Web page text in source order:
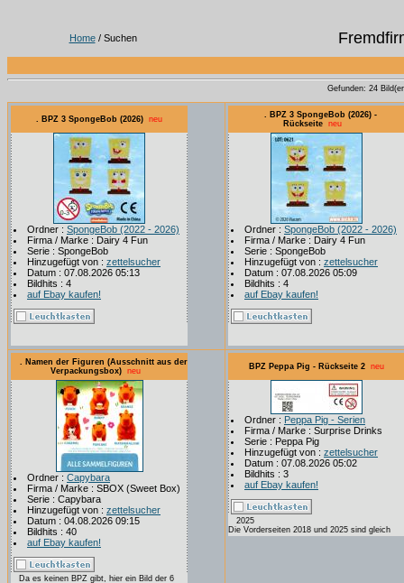
Home/ Suchen
Gefunden: 24
. BPZ 3 SpongeBob (2026) neu
Ordner : SpongeBob (2022 - 2026)
Firma / Marke : Dairy 4 Fun
Serie : SpongeBob
Hinzugefügt von : zettelsucher
Datum : 07.08.2026 05:13
Bildhits : 4
auf Ebay kaufen!
. BPZ 3 SpongeBob (2026) -
Rückseite neu
Ordner : SpongeBob (2022 - 2026)
Firma / Marke : Dairy 4 Fun
Serie : SpongeBob
Hinzugefügt von : zettelsucher
Datum : 07.08.2026 05:09
Bildhits : 4
auf Ebay kaufen!
. Namen der Figuren (Ausschnitt aus der
Verpackungsbox)
neu
Ordner : Capybara
Firma / Marke : SBOX (Sweet Box)
Serie : Capybara
Hinzugefügt von : zettelsucher
Datum : 04.08.2026 09:15
Bildhits : 40
auf Ebay kaufen!
Da es keinen BPZ gibt, hier ein Bild der 6
BPZ Peppa Pig - Rückseite 2 neu
Ordner : Peppa Pig - Serien
Firma / Marke : Surprise Drinks
Serie : Peppa Pig
Hinzugefügt von : zettelsucher
Datum : 07.08.2026 05:02
Bildhits : 3
auf Ebay kaufen!
2025
Die Vorderseiten 2018 und 2025 sind gleich